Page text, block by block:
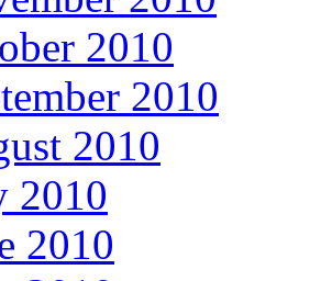
2010
2010
2010
2010
2010